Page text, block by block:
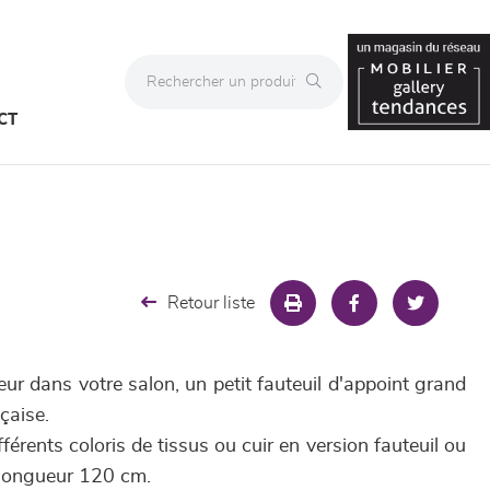
Retour liste
dans votre salon, un petit fauteuil d'appoint grand
coloris de tissus ou cuir en version fauteuil ou
120 cm.